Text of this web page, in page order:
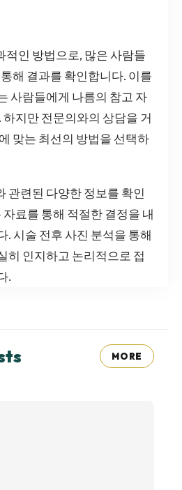
적인 방법으로, 많은 사람들
해 결과를 확인합니다. 이를
사람들에게 나름의 참고 자
하지만 전문의와의 상담을 거
맞는 최선의 방법을 선택하
관련된 다양한 정보를 확인
료를 통해 적절한 결정을 내
. 시술 전후 사진 분석을 통해
히 인지하고 논리적으로 접
.
MORE